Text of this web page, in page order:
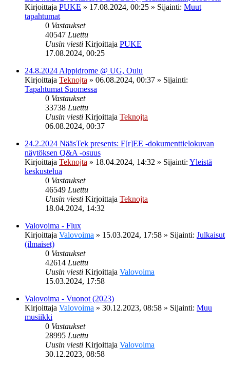
Kirjoittaja PUKE » 17.08.2024, 00:25 » Sijainti: Muut
tapahtumat
0 Vastaukset
40547 Luettu
Uusin viesti Kirjoittaja PUKE
17.08.2024, 00:25
24.8.2024 Alppidrome @ UG, Oulu
Kirjoittaja Teknojta » 06.08.2024, 00:37 » Sijainti:
Tapahtumat Suomessa
0 Vastaukset
33738 Luettu
Uusin viesti Kirjoittaja Teknojta
06.08.2024, 00:37
24.2.2024 NääsTek presents: F[r]EE -dokumenttielokuvan
näytöksen Q&A -osuus
Kirjoittaja Teknojta » 18.04.2024, 14:32 » Sijainti: Yleistä
keskustelua
0 Vastaukset
46549 Luettu
Uusin viesti Kirjoittaja Teknojta
18.04.2024, 14:32
Valovoima - Flux
Kirjoittaja Valovoima » 15.03.2024, 17:58 » Sijainti: Julkaisut
(ilmaiset)
0 Vastaukset
42614 Luettu
Uusin viesti Kirjoittaja Valovoima
15.03.2024, 17:58
Valovoima - Vuonot (2023)
Kirjoittaja Valovoima » 30.12.2023, 08:58 » Sijainti: Muu
musiikki
0 Vastaukset
28995 Luettu
Uusin viesti Kirjoittaja Valovoima
30.12.2023, 08:58